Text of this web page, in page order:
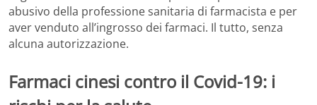
abusivo della professione sanitaria di farmacista e per
aver venduto all’ingrosso dei farmaci. Il tutto, senza
alcuna autorizzazione.
Farmaci cinesi contro il Covid-19: i